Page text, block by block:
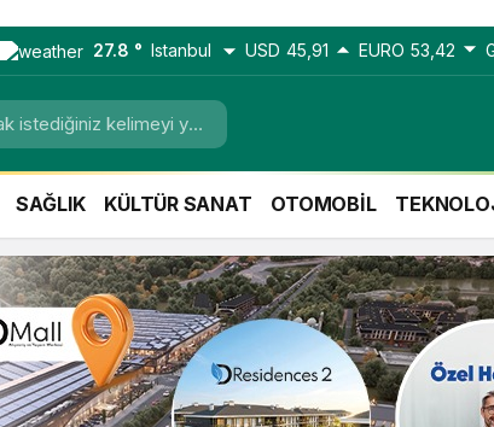
27.8 ° Istanbul USD 45,91 EURO 53,42
SAĞLIK KÜLTÜR SANAT OTOMOBİL